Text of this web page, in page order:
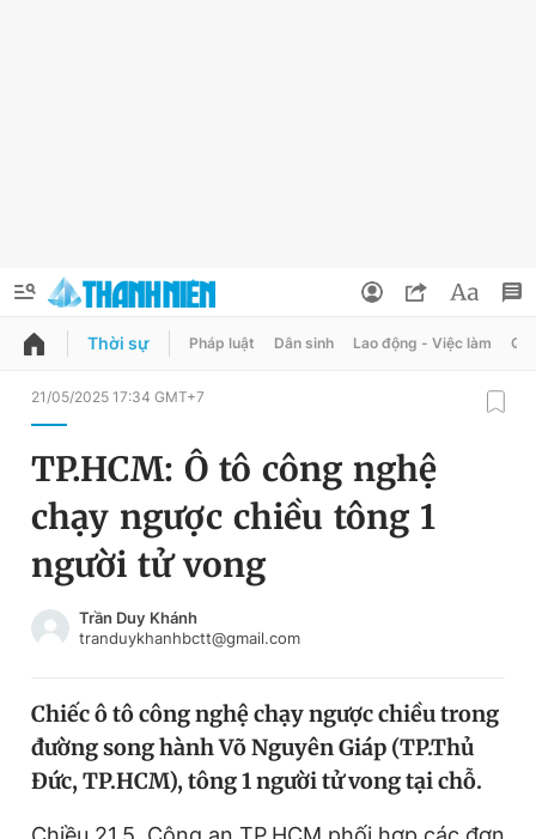
QUẢNG CÁO
Chuyên mục
Chuyên mục khác
Chào ngày mới
Video Magazine
Đổi mật khẩu
Tin đã lưu
Tin đã xem
Đăng xuất
Thời sự Pháp luật Dân sinh Lao động - Việc làm
21/05/2025 17:34 GMT+7
TP.HCM: Ô tô công nghệ
chạy ngược chiều tông 1
người tử vong
Trần Duy Khánh
tranduykhanhbctt@gmail.com
Chiếc ô tô công nghệ chạy ngược chiều trong
đường song hành Võ Nguyên Giáp (TP.Thủ
Đức, TP.HCM), tông 1 người tử vong tại chỗ.